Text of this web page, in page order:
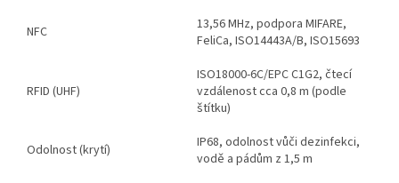
NFC
13,56 MHz, podpora MIFARE,
FeliCa, ISO14443A/B, ISO15693
RFID (UHF)
ISO18000-6C/EPC C1G2, čtecí
vzdálenost cca 0,8 m (podle
štítku)
Odolnost (krytí)
IP68, odolnost vůči dezinfekci,
vodě a pádům z 1,5 m